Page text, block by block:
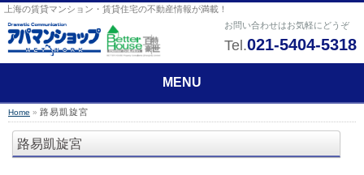
上海の賃貸マンション・賃貸住宅の不動産情報が満載！
お問い合わせはお気軽にどうぞ
Tel.021-5404-5318
MENU
Home » 路易凱旋宮
路易凱旋宮